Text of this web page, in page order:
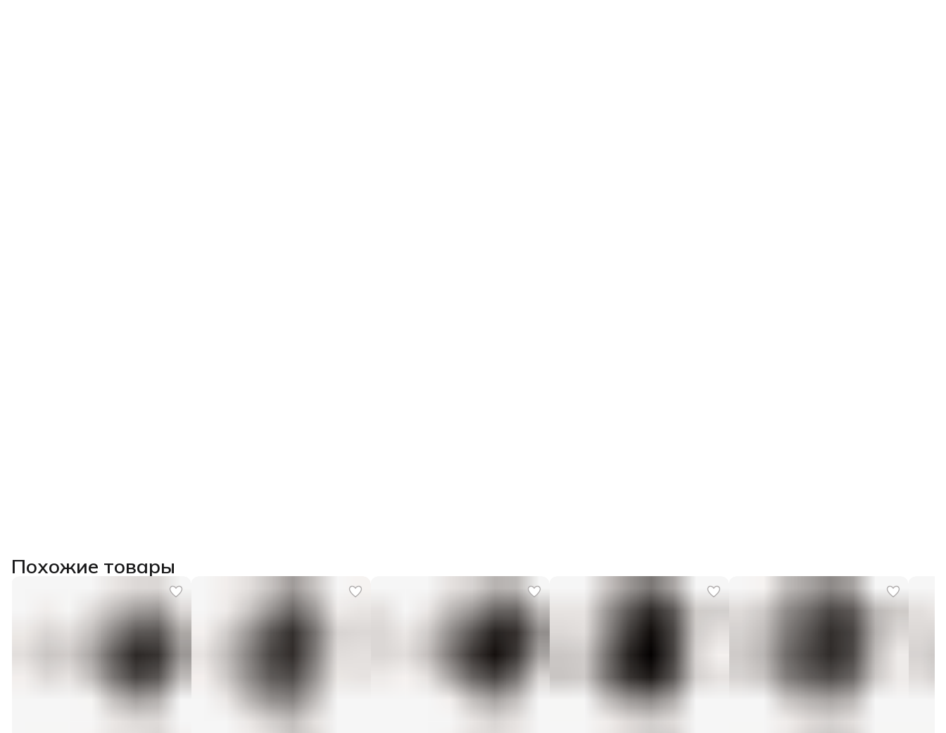
Похожие товары